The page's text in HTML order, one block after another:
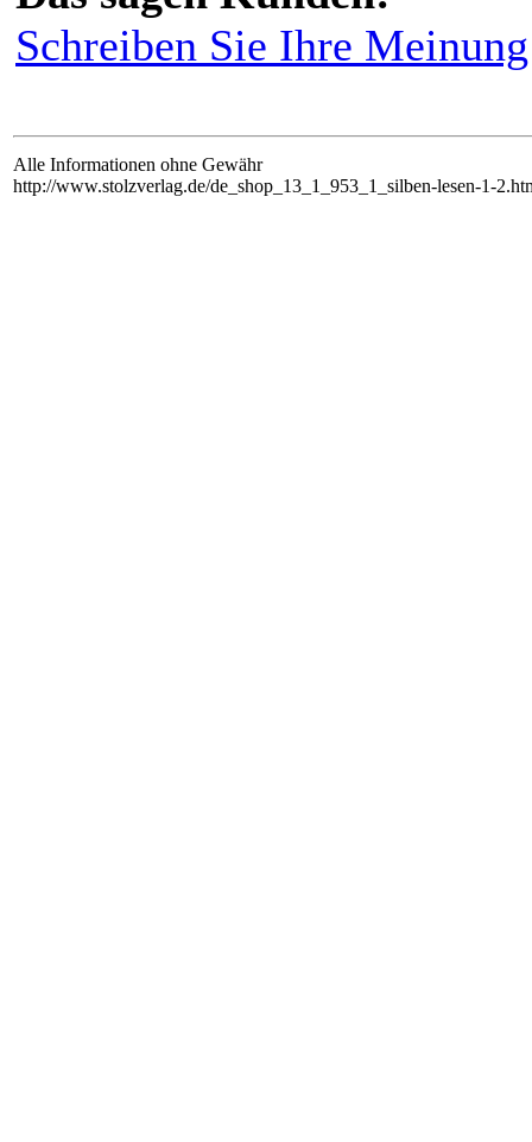
Schreiben Sie Ihre
Alle Informationen ohne Gewähr
http://www.stolzverlag.de/de_shop_13_1_953_1_silben-lesen-1-